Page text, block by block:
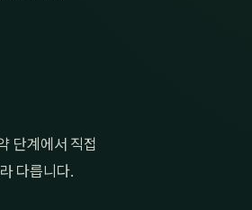
단계에서 직접
다릅니다.